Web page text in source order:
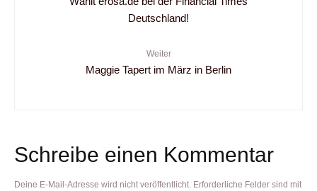
Deutschland!
Weiter
Maggie Tapert im März in Berlin
Schreibe einen Kommentar
Deine E-Mail-Adresse wird nicht veröffentlicht. Erforderliche Felder sind mit